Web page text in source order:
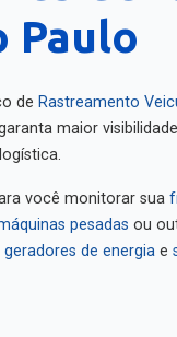
Paulo
de Rastreamento
maior
você monitorar sua
máquinas pesadas
ou
geradores de energia